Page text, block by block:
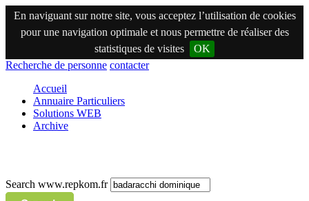
En naviguant sur notre site, vous acceptez l’utilisation de cookies
pour une navigation optimale et nous permettre de réaliser des
statistiques de visites
OK
Recherche de personne contacter
Accueil
Annuaire Particuliers
Solutions WEB
Archive
Search www.repkom.fr